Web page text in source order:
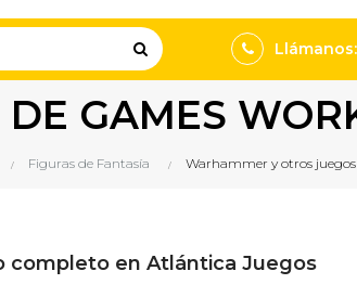
GAMES
Figuras de Fantasía Warhammer y otros
completo en Atlántica Juegos